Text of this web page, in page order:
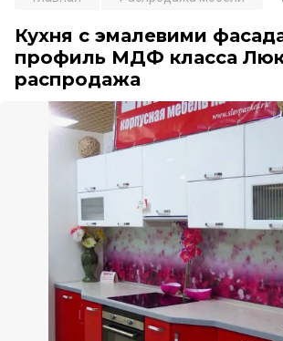
Кухня с эмалевими
профиль МДФ класса
распродажа